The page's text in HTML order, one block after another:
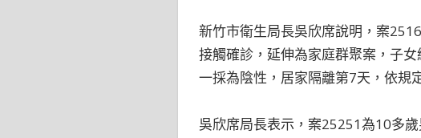
新竹市衛生局長吳欣席說明，案
接觸確診，延伸為家庭群聚案，子
一採為陰性，居家隔離第7天，依規
吳欣席局長表示，案25251為10多